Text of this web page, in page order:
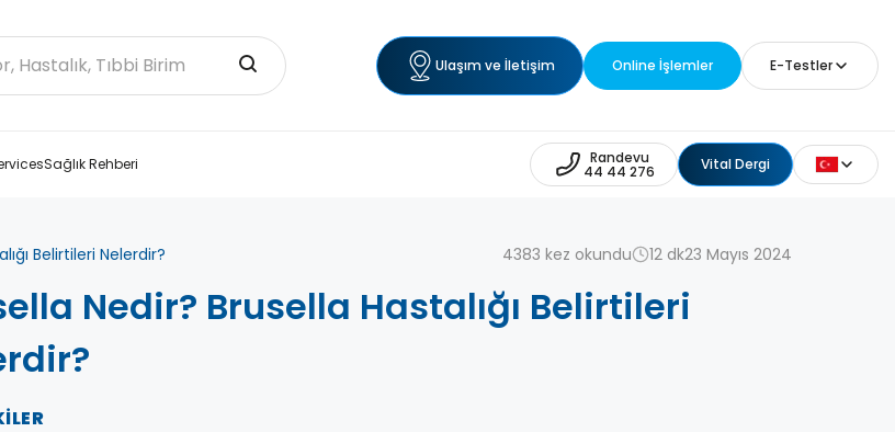
Ulaşım ve İletişim Online İşlemler E-Testler
Sağlık Rehberi Randevu
44 44 276 Vital Dergi
Belirtileri Nelerdir? 4383 kez okundu 12 dk23 Mayıs 2024
Nedir? Brusella Hastalığı Belirtileri